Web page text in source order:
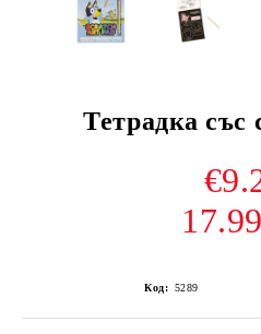
Тетрадка със
Код: 5289